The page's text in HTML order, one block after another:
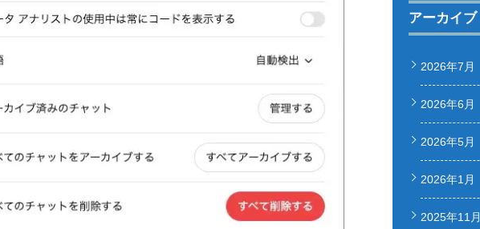
アーカイブ
2026年7月
2026年6月
2026年5月
2026年1月
2025年11月